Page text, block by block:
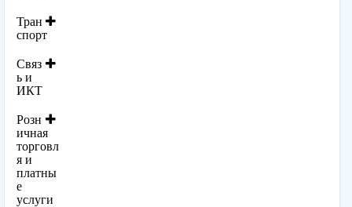
Тран
спорт
Связ
ь и
ИКТ
Розн
ичная
торговл
я и
платны
е
услуги